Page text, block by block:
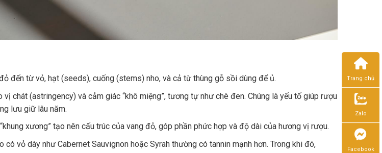
đến từ vỏ, hạt (seeds), cuống (stems) nho, và cả từ thùng gỗ sồi dùng để ủ.
vị chát (astringency) và cảm giác “khô miệng”, tương tự như chè đen. Chúng là yếu tố giúp rượu
lưu giữ lâu năm.
xương” tạo nên cấu trúc của vang đỏ, góp phần phức hợp và độ dài của hương vị rượu.
có vỏ dày như Cabernet Sauvignon hoặc Syrah thường có tannin mạnh hơn. Trong khi đó,
Trang chủ
Zalo
Facebook